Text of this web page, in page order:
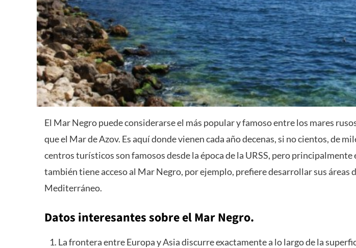
El Mar Negro puede considerarse el más popular y famoso entre los mares
que el Mar de Azov. Es aquí donde vienen cada año decenas, si no cientos, de
centros turísticos son famosos desde la época de la URSS, pero principalmente
también tiene acceso al Mar Negro, por ejemplo, prefiere desarrollar sus áreas
Mediterráneo.
Datos interesantes sobre el Mar Negro.
La frontera entre Europa y Asia discurre exactamente a lo largo de la